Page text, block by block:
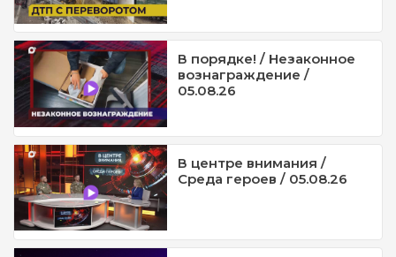
В порядке! / Незаконное
вознаграждение /
05.08.26
В центре внимания /
Среда героев / 05.08.26